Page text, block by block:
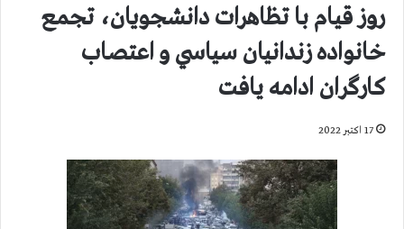
روز قیام با تظاهرات دانشجويان، تجمع
خانواده زندانيان سياسي و اعتصاب
كارگران ادامه يافت
17 اکتبر 2022